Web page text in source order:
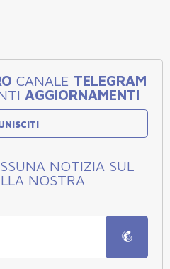
CANALE TELEGRAM
AGGIORNAMENTI
NOTIZIA SUL
NOSTRA